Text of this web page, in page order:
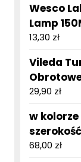
Wesco
Lamp
13,30 zł
Vileda
29,90 zł
w
68,00 zł